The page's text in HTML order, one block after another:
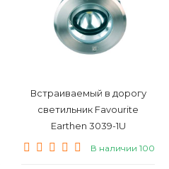
Встраиваемый в дорогу
светильник Favourite
Earthen 3039-1U
В наличии 100